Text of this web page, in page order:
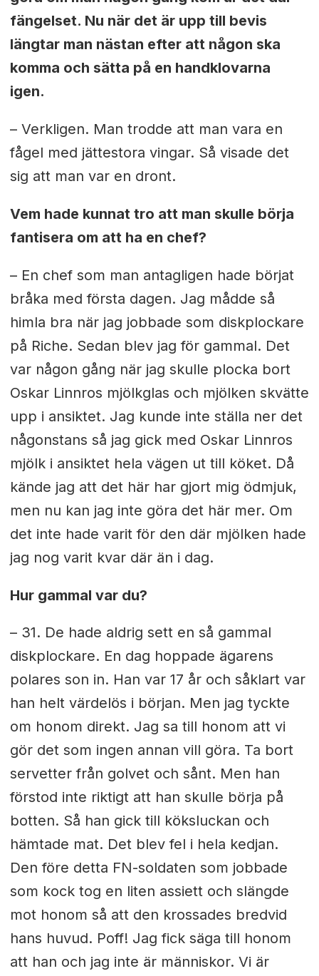
fängelset. Nu när det är upp till bevis
längtar man nästan efter att någon ska
komma och sätta på en handklovarna
igen.
– Verkligen. Man trodde att man vara en
fågel med jättestora vingar. Så visade det
sig att man var en dront.
Vem hade kunnat tro att man skulle börja
fantisera om att ha en chef?
– En chef som man antagligen hade börjat
bråka med första dagen. Jag mådde så
himla bra när jag jobbade som diskplockare
på Riche. Sedan blev jag för gammal. Det
var någon gång när jag skulle plocka bort
Oskar Linnros mjölkglas och mjölken skvätte
upp i ansiktet. Jag kunde inte ställa ner det
någonstans så jag gick med Oskar Linnros
mjölk i ansiktet hela vägen ut till köket. Då
kände jag att det här har gjort mig ödmjuk,
men nu kan jag inte göra det här mer. Om
det inte hade varit för den där mjölken hade
jag nog varit kvar där än i dag.
Hur gammal var du?
– 31. De hade aldrig sett en så gammal
diskplockare. En dag hoppade ägarens
polares son in. Han var 17 år och såklart var
han helt värdelös i början. Men jag tyckte
om honom direkt. Jag sa till honom att vi
gör det som ingen annan vill göra. Ta bort
servetter från golvet och sånt. Men han
förstod inte riktigt att han skulle börja på
botten. Så han gick till köksluckan och
hämtade mat. Det blev fel i hela kedjan.
Den före detta FN-soldaten som jobbade
som kock tog en liten assiett och slängde
mot honom så att den krossades bredvid
hans huvud. Poff! Jag fick säga till honom
att han och jag inte är människor. Vi är